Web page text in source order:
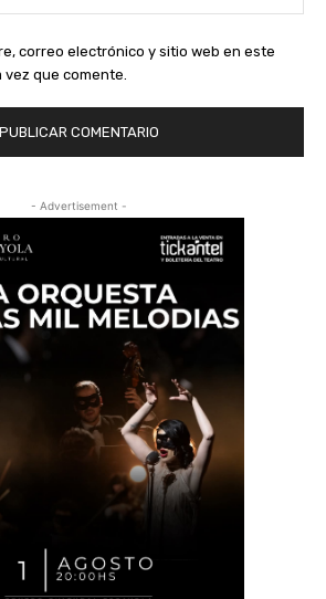
correo electrónico y sitio web en este
que comente.
- Advertisement -